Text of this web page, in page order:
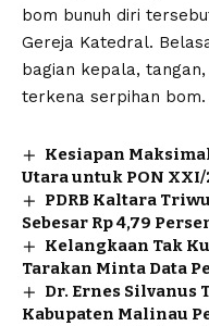
bom bunuh diri
Gereja Katedral.
bagian kepala,
terkena serpihan bom.
Kesiapan
Utara untuk PON
PDRB Kaltara
Sebesar Rp 4,79
Kelangkaan Tak
Tarakan Minta Data
Dr. Ernes
Kabupaten Malinau